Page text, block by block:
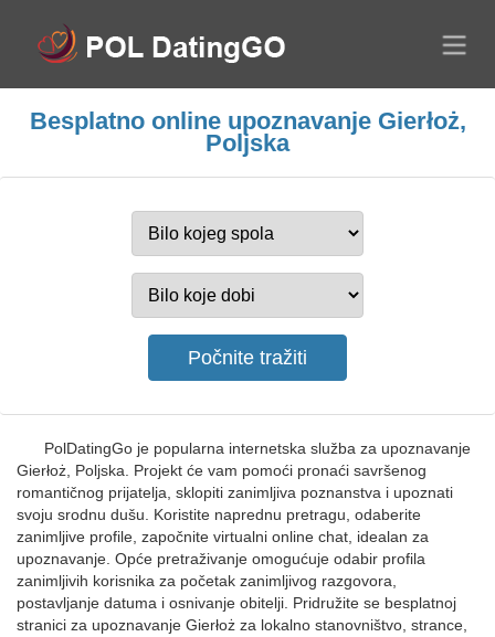
Besplatno online upoznavanje Gierłoż,
Poljska
PolDatingGo je popularna internetska služba za upoznavanje
Gierłoż, Poljska. Projekt će vam pomoći pronaći savršenog
romantičnog prijatelja, sklopiti zanimljiva poznanstva i upoznati
svoju srodnu dušu. Koristite naprednu pretragu, odaberite
zanimljive profile, započnite virtualni online chat, idealan za
upoznavanje. Opće pretraživanje omogućuje odabir profila
zanimljivih korisnika za početak zanimljivog razgovora,
postavljanje datuma i osnivanje obitelji. Pridružite se besplatnoj
stranici za upoznavanje Gierłoż za lokalno stanovništvo, strance,